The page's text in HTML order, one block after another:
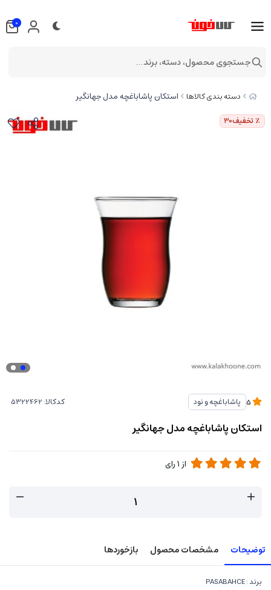
دسته بندی کالاها استکان پاشاباغچه مدل جهانگیر
٪ تخفیف30
پاشاباغچه و نود کدکالا:
استکان پاشاباغچه مدل جهانگیر
از 1رای
توضیحات مشخصات محصول بازخوردها
برند : PASABAHCE
0
جستجوی محصول، دسته، برند...